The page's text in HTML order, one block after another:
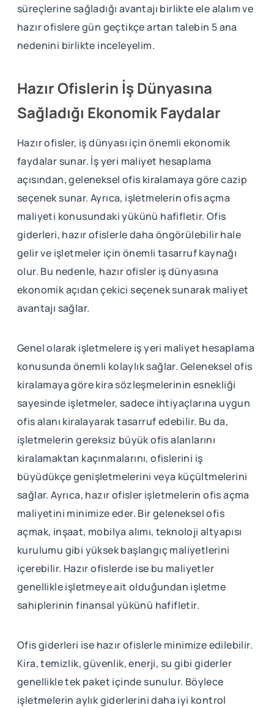
süreçlerine sağladığı avantajı birlikte ele alalım ve
hazır ofislere gün geçtikçe artan talebin 5 ana
nedenini birlikte inceleyelim.
Hazır Ofislerin İş Dünyasına
Sağladığı Ekonomik Faydalar
Hazır ofisler, iş dünyası için önemli ekonomik
faydalar sunar. İş yeri maliyet hesaplama
açısından, geleneksel ofis kiralamaya göre cazip
seçenek sunar. Ayrıca, işletmelerin ofis açma
maliyeti konusundaki yükünü hafifletir. Ofis
giderleri, hazır ofislerle daha öngörülebilir hale
gelir ve işletmeler için önemli tasarruf kaynağı
olur. Bu nedenle, hazır ofisler iş dünyasına
ekonomik açıdan çekici seçenek sunarak maliyet
avantajı sağlar.
Genel olarak işletmelere iş yeri maliyet hesaplama
konusunda önemli kolaylık sağlar. Geleneksel ofis
kiralamaya göre kira sözleşmelerinin esnekliği
sayesinde işletmeler, sadece ihtiyaçlarına uygun
ofis alanı kiralayarak tasarruf edebilir. Bu da,
işletmelerin gereksiz büyük ofis alanlarını
kiralamaktan kaçınmalarını, ofislerini iş
büyüdükçe genişletmelerini veya küçültmelerini
sağlar. Ayrıca, hazır ofisler işletmelerin ofis açma
maliyetini minimize eder. Bir geleneksel ofis
açmak, inşaat, mobilya alımı, teknoloji altyapısı
kurulumu gibi yüksek başlangıç maliyetlerini
içerebilir. Hazır ofislerde ise bu maliyetler
genellikle işletmeye ait olduğundan işletme
sahiplerinin finansal yükünü hafifletir.
Ofis giderleri ise hazır ofislerle minimize edilebilir.
Kira, temizlik, güvenlik, enerji, su gibi giderler
genellikle tek paket içinde sunulur. Böylece
işletmelerin aylık giderlerini daha iyi kontrol